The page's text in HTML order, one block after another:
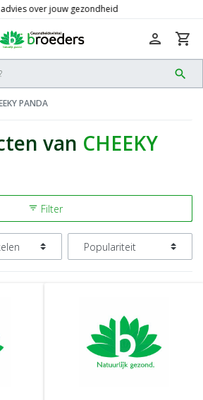
check Gratisverzending vanaf 50,-
search
person shopping_cart
PANDA
van CHEEKY
filter_list Filter